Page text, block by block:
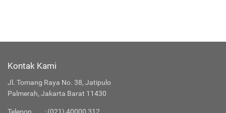
Kontak Kami
Jl. Tomang Raya No. 38, Jatipulo
Palmerah, Jakarta Barat 11430